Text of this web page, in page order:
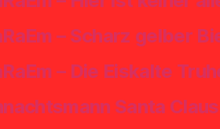
– Scharz gelber
– Die Eiskalte
Santa Claus